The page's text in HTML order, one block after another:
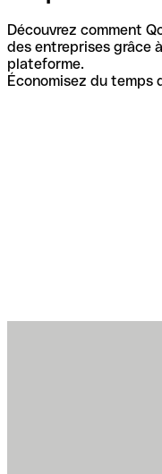
Découvrez comment
des entreprises grâce
plateforme.
Économisez du temps